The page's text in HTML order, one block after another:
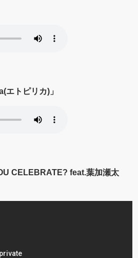
トピリカ)」
CELEBRATE? feat.葉加瀬太